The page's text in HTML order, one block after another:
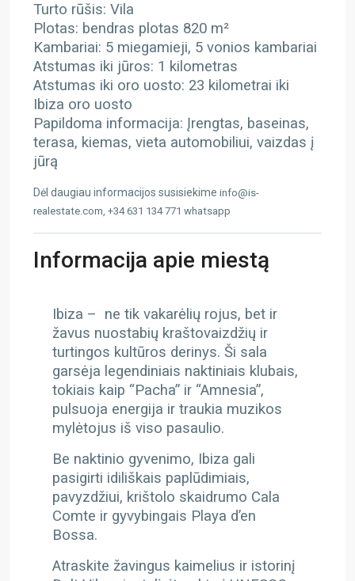
Turto rūšis: Vila
Plotas: bendras plotas 820 m²
Kambariai: 5 miegamieji, 5 vonios kambariai
Atstumas iki jūros: 1 kilometras
Atstumas iki oro uosto: 23 kilometrai iki
Ibiza oro uosto
Papildoma informacija: Įrengtas, baseinas,
terasa, kiemas, vieta automobiliui, vaizdas į
jūrą
Dėl daugiau informacijos susisiekime info@is-
realestate.com, +34 631 134 771 whatsapp
Informacija apie miestą
Ibiza – ne tik vakarėlių rojus, bet ir
žavus nuostabių kraštovaizdžių ir
turtingos kultūros derinys. Ši sala
garsėja legendiniais naktiniais klubais,
tokiais kaip “Pacha” ir “Amnesia”,
pulsuoja energija ir traukia muzikos
mylėtojus iš viso pasaulio.
Be naktinio gyvenimo, Ibiza gali
pasigirti idiliškais paplūdimiais,
pavyzdžiui, krištolo skaidrumo Cala
Comte ir gyvybingais Playa d’en
Bossa.
Atraskite žavingus kaimelius ir istorinį